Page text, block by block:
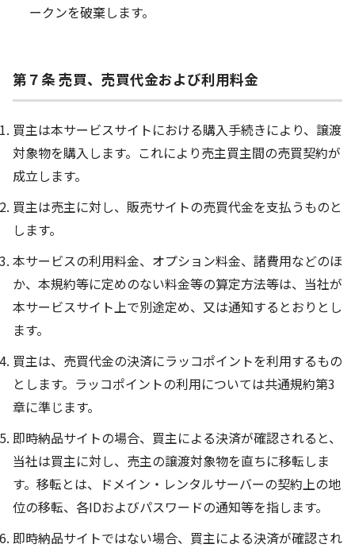
ークンを破棄します。
第７条 売買、売買代金および利用料金
買主は本サービスサイトにおける購入手続きにより、譲渡
対象物を購入します。これにより売主買主間の売買契約が
成立します。
買主は売主に対し、販売サイトの売買代金を支払うものと
します。
本サービスの利用料金、オプション料金、諸費用などのほ
か、本規約等に定めのない料金等の算定方法等は、当社が
本サービスサイト上で別途定め、又は通知するとおりとし
ます。
買主は、売買代金の決済にラッコポイントを利用するもの
とします。ラッコポイントの利用については共通規約第3
章に準じます。
即時納品サイトの場合、買主による決済が確認されると、
当社は買主に対し、売主の譲渡対象物を直ちに移転しま
す。移転とは、ドメイン・レンタルサーバーの契約上の地
位の移転、各IDおよびパスワードの通知等を指します。
即時納品サイトではない場合、買主による決済が確認され